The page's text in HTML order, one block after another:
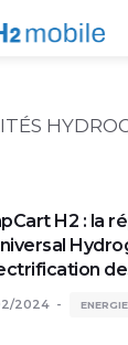
H2 : la
2024 ENERGIE